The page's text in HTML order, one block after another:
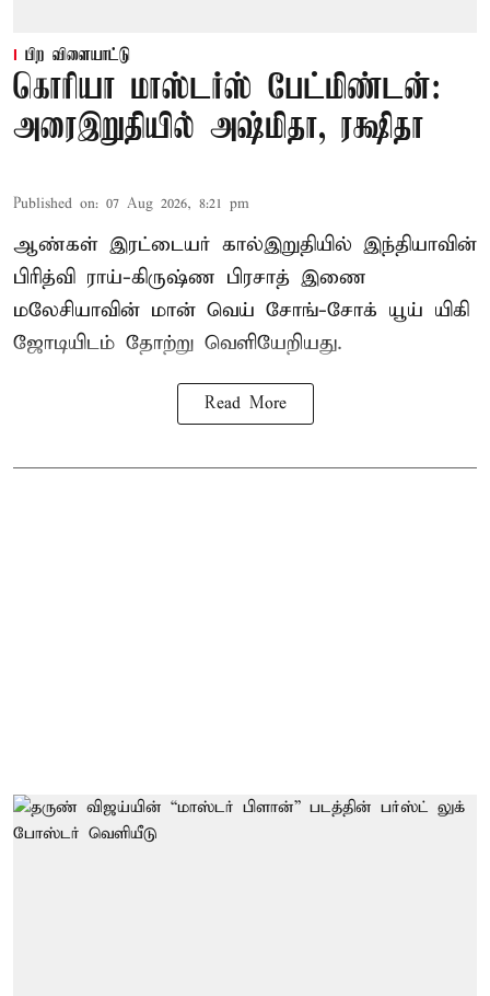
பிற விளையாட்டு
கொரியா மாஸ்டர்ஸ் பேட்மிண்டன்:
அரைஇறுதியில் அஷ்மிதா, ரக்ஷிதா
Published on: 07 Aug 2026, 8:21 pm
ஆண்கள் இரட்டையர் கால்இறுதியில் இந்தியாவின்
பிரித்வி ராய்-கிருஷ்ண பிரசாத் இணை
மலேசியாவின் மான் வெய் சோங்-சோக் யூய் யிகி
ஜோடியிடம் தோற்று வெளியேறியது.
Read More